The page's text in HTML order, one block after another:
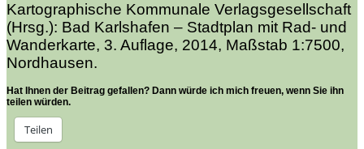
Kartographische Kommunale Verlagsgesellschaft
(Hrsg.): Bad Karlshafen – Stadtplan mit Rad- und
Wanderkarte, 3. Auflage, 2014, Maßstab 1:7500,
Nordhausen.
Hat Ihnen der Beitrag gefallen? Dann würde ich mich freuen, wenn Sie ihn
teilen würden.
Teilen